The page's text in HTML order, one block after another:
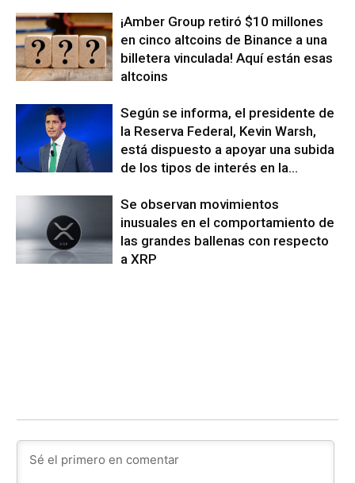
¡Amber Group retiró $10 millones
en cinco altcoins de Binance a una
billetera vinculada! Aquí están esas
altcoins
Según se informa, el presidente de
la Reserva Federal, Kevin Warsh,
está dispuesto a apoyar una subida
de los tipos de interés en la...
Se observan movimientos
inusuales en el comportamiento de
las grandes ballenas con respecto
a XRP